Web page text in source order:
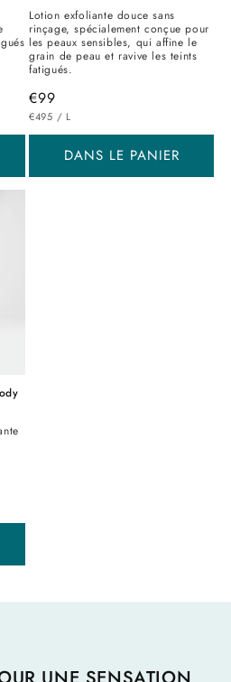
Lotion exfoliante douce sans
rinçage, spécialement conçue pour
les peaux sensibles, qui affine le
grain de peau et ravive les teints
fatigués.
Prix
habituel
€99
PRIX
UNITAIRE
€495 / PAR
L
DANS LE PANIER